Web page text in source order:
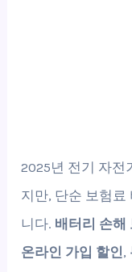
2025년 전기 자전
지만, 단순 보험
니다. 배터리 손해
온라인 가입 할인,